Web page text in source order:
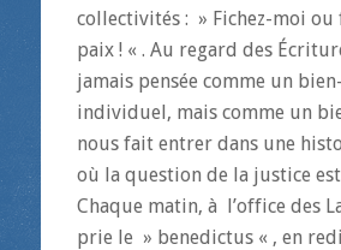
collectivités : » Fichez-moi ou
paix ! « . Au regard des
jamais pensée comme un
individuel, mais comme un
nous fait entrer dans une
où la question de la justice
Chaque matin, à l’office des
prie le » benedictus « , en